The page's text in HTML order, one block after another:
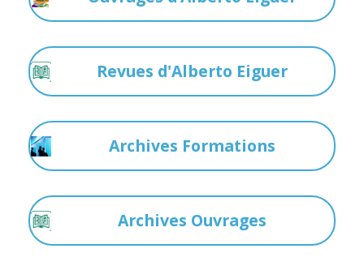
Revues d'Alberto Eiguer
Archives Formations
Archives Ouvrages